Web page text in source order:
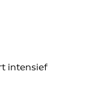
intensief